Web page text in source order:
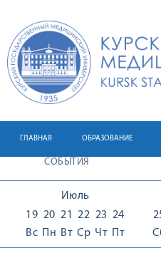
ГЛАВНАЯ ОБРАЗОВАНИЕ
СОБЫТИЯ
Июль
19
Вс
20
Пн
21
Вт
22
Ср
23
Чт
24
Пт